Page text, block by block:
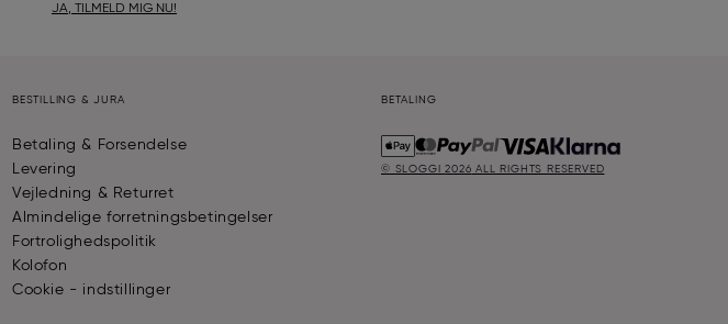
JA, TILMELD MIG NU!
BESTILLING & JURA
Betaling & Forsendelse
Levering
Vejledning & Returret
Almindelige forretningsbetingelser
Fortrolighedspolitik
Kolofon
Cookie - indstillinger
BETALING
© SLOGGI2026 ALL RIGHTS RESERVED